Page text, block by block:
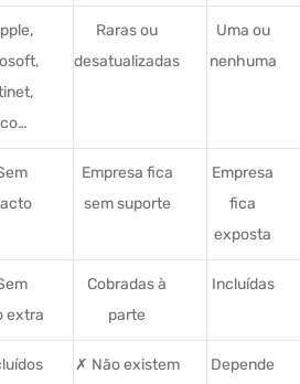
Raras ou
desatualizadas
Uma ou
nenhuma
Empresa fica
sem suporte
Empresa
fica
exposta
extra
Cobradas à
parte
Incluídas
✗ Não existem
Depende